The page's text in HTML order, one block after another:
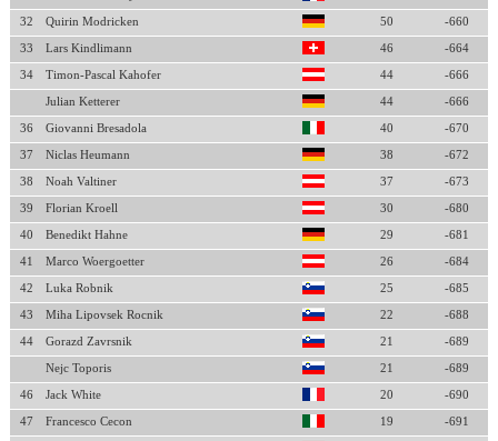
32 Quirin Modricken 50 -660
33 Lars Kindlimann 46 -664
34 Timon-Pascal Kahofer 44 -666
Julian Ketterer 44 -666
36 Giovanni Bresadola 40 -670
37 Niclas Heumann 38 -672
38 Noah Valtiner 37 -673
39 Florian Kroell 30 -680
40 Benedikt Hahne 29 -681
41 Marco Woergoetter 26 -684
42 Luka Robnik 25 -685
43 Miha Lipovsek Rocnik 22 -688
44 Gorazd Zavrsnik 21 -689
Nejc Toporis 21 -689
46 Jack White 20 -690
47 Francesco Cecon 19 -691